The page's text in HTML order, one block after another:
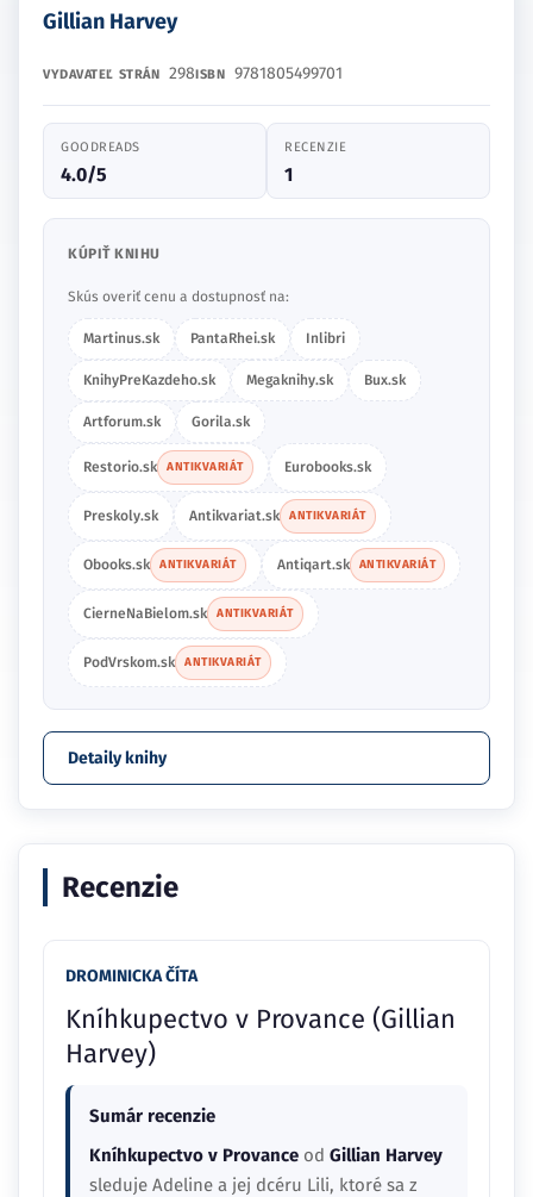
Gillian Harvey
VYDAVATEĽ STRÁN 298ISBN 9781805499701
GOODREADS
4.0/5
RECENZIE
1
KÚPIŤ KNIHU
Skús overiť cenu a dostupnosť na:
Martinus.sk PantaRhei.sk Inlibri
KnihyPreKazdeho.sk Megaknihy.sk Bux.sk
Artforum.sk Gorila.sk
Restorio.sk ANTIKVARIÁT Eurobooks.sk
Preskoly.sk Antikvariat.sk ANTIKVARIÁT
Obooks.sk ANTIKVARIÁT Antiqart.sk ANTIKVARIÁT
CierneNaBielom.sk ANTIKVARIÁT
PodVrskom.sk ANTIKVARIÁT
Detaily knihy
Recenzie
DROMINICKA ČÍTA
Kníhkupectvo v Provance (Gillian
Harvey)
Sumár recenzie
Kníhkupectvo v Provance od Gillian Harvey
sleduje Adeline a jej dcéru Lili, ktoré sa z